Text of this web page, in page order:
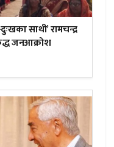
साथी’ रामचन्द्र
जनआक्रोश